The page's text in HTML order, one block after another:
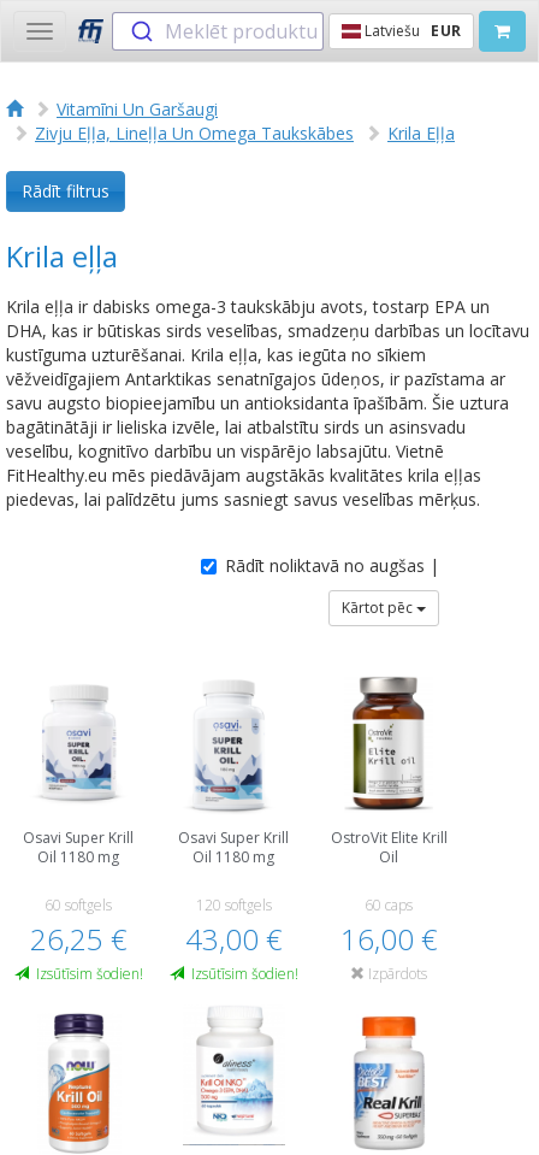
Toggle
navigation
Meklēt produktu Latviešu EUR
Vitamīni Un Garšaugi
Zivju Eļļa, Lineļļa Un Omega Taukskābes
Krila Eļļa
Rādīt filtrus
Krila eļļa
Krila eļļa ir dabisks omega-3 taukskābju avots, tostarp EPA un
DHA, kas ir būtiskas sirds veselības, smadzeņu darbības un locītavu
kustīguma uzturēšanai. Krila eļļa, kas iegūta no sīkiem
vēžveidīgajiem Antarktikas senatnīgajos ūdeņos, ir pazīstama ar
savu augsto biopieejamību un antioksidanta īpašībām. Šie uztura
bagātinātāji ir lieliska izvēle, lai atbalstītu sirds un asinsvadu
veselību, kognitīvo darbību un vispārējo labsajūtu. Vietnē
FitHealthy.eu mēs piedāvājam augstākās kvalitātes krila eļļas
piedevas, lai palīdzētu jums sasniegt savus veselības mērķus.
Rādīt noliktavā no augšas |
Kārtot pēc
Osavi Super Krill
Oil 1180 mg
60 softgels
26,25 €
Izsūtīsim šodien!
Osavi Super Krill
Oil 1180 mg
120 softgels
43,00 €
Izsūtīsim šodien!
OstroVit Elite Krill
Oil
60 caps
16,00 €
Izpārdots